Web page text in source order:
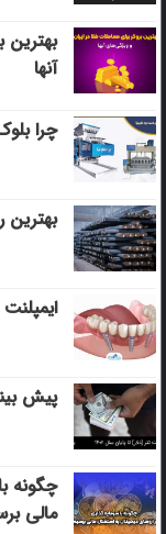
بهترین
آنها
چرا
بهترین
پیش
چگونه
مالی